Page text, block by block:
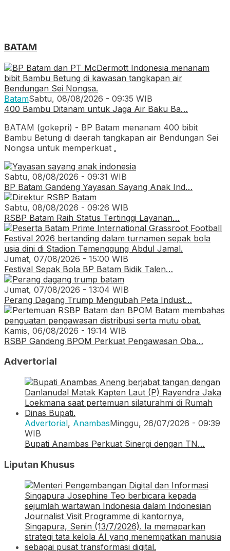
BATAM
BatamSabtu, 08/08/2026 - 09:35 WIB
400 Bambu Ditanam untuk Jaga Air Baku Ba…
BATAM (gokepri) - BP Batam menanam 400 bibit
Bambu Betung di daerah tangkapan air Bendungan Sei
Nongsa untuk memperkuat .
Sabtu, 08/08/2026 - 09:31 WIB
BP Batam Gandeng Yayasan Sayang Anak Ind…
Sabtu, 08/08/2026 - 09:26 WIB
RSBP Batam Raih Status Tertinggi Layanan…
Jumat, 07/08/2026 - 15:00 WIB
Festival Sepak Bola BP Batam Bidik Talen…
Jumat, 07/08/2026 - 13:04 WIB
Perang Dagang Trump Mengubah Peta Indust…
Kamis, 06/08/2026 - 19:14 WIB
RSBP Gandeng BPOM Perkuat Pengawasan Oba…
Advertorial
Advertorial, AnambasMinggu, 26/07/2026 - 09:39
WIB
Bupati Anambas Perkuat Sinergi dengan TN…
Liputan Khusus